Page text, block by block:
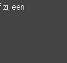
zij een